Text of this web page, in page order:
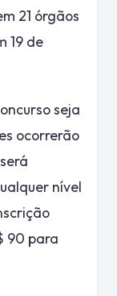
21 órgãos
19 de
seja
ocorrerão
nível
90 para